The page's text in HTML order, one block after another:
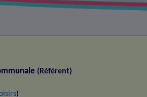
(Référent)
)